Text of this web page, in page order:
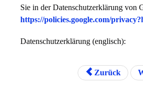
Sie in der Datenschutzerklärung von
https://policies.google.com/
Datenschutzerklärung (englisch):
Zurück